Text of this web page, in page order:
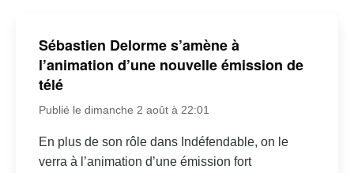
Sébastien Delorme s’amène à
l’animation d’une nouvelle émission de
télé
Publié le dimanche 2 août à 22:01
En plus de son rôle dans Indéfendable, on le
verra à l’animation d’une émission fort